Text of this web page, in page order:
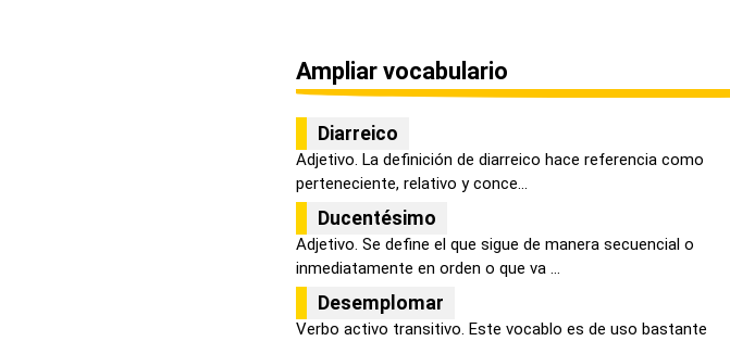
Ampliar vocabulario
Diarreico
Adjetivo. La definición de diarreico hace referencia como
perteneciente, relativo y conce...
Ducentésimo
Adjetivo. Se define el que sigue de manera secuencial o
inmediatamente en orden o que va ...
Desemplomar
Verbo activo transitivo. Este vocablo es de uso bastante